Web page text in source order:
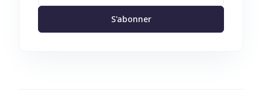
S'abonner